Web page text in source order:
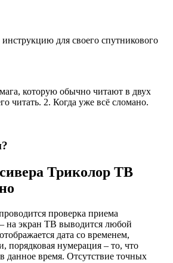
для своего спутникового
которую обычно читают в двух
читать. 2. Когда уже всё сломано.
Триколор ТВ
проверка приема
на экран ТВ выводится любой
дата со временем,
порядковая нумерация – то, что
данное время. Отсутствие точных